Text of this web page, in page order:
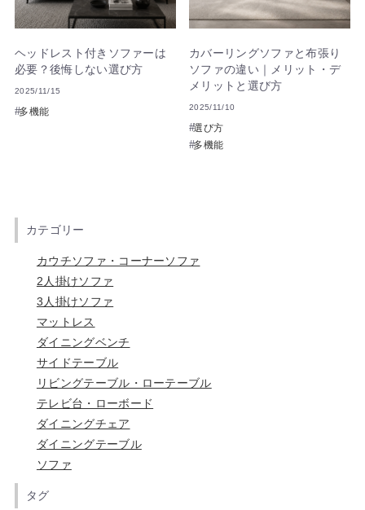
ヘッドレスト付きソファーは
必要？後悔しない選び方
2025/11/15
多機能
カバーリングソファと布張り
ソファの違い｜メリット・デ
メリットと選び方
2025/11/10
選び方
多機能
カテゴリー
カウチソファ・コーナーソファ
2人掛けソファ
3人掛けソファ
マットレス
ダイニングベンチ
サイドテーブル
リビングテーブル・ローテーブル
テレビ台・ローボード
ダイニングチェア
ダイニングテーブル
ソファ
タグ